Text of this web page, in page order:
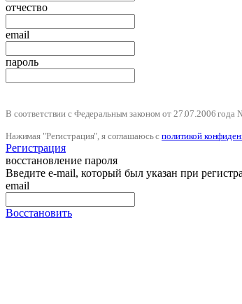
отчество
email
пароль
В соответствии с Федеральным законом от 27.07.2006
Нажимая "Регистрация", я соглашаюсь сполитикой
Регистрация
восстановление пароля
Введите e-mail, который был указан при
email
Восстановить